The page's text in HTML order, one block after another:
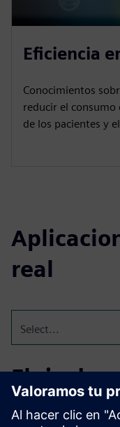
Eficiencia
Conocimientos
reducir el
de los pacientes y
real
Select...
Flujo de